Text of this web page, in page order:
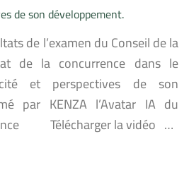
de son développement.
de l’examen du Conseil de la
de la concurrence dans le
et perspectives de son
par KENZA l’Avatar IA du
Télécharger la vidéo …